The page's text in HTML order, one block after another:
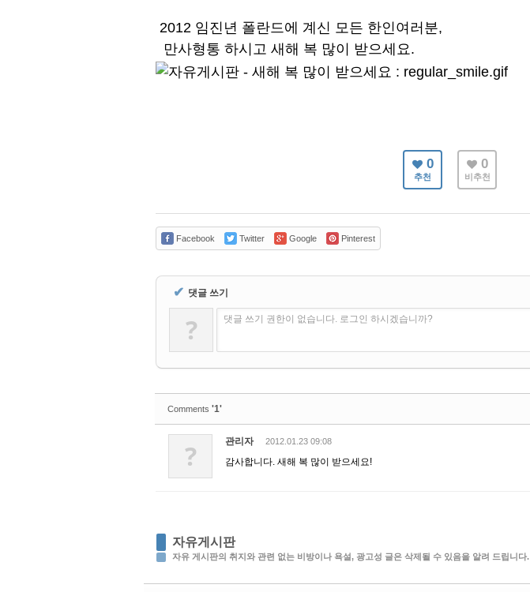
2012 임진년 폴란드에 계신 모든 한인여러분,
만사형통 하시고 새해 복 많이 받으세요.
0
추천
0
비추천
Facebook Twitter Google Pinterest
✔ 댓글 쓰기
? 댓글 쓰기 권한이 없습니다. 로그인 하시겠습니까?
Comments '1'
? 관리자 2012.01.23 09:08
감사합니다. 새해 복 많이 받으세요!
자유게시판
자유 게시판의 취지와 관련 없는 비방이나 욕설, 광고성 글은 삭제될 수 있음을 알려 드립니다.